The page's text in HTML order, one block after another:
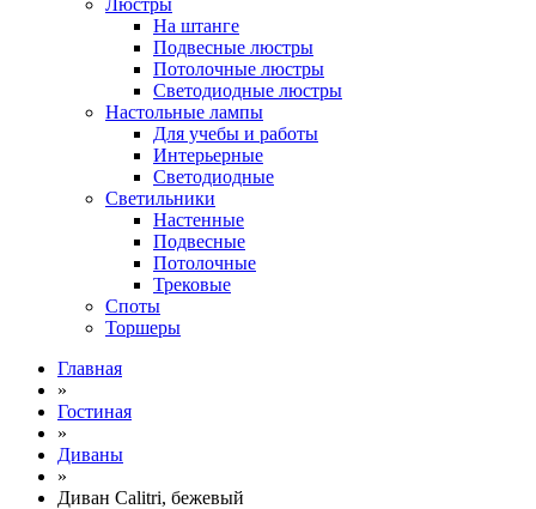
Люстры
На штанге
Подвесные люстры
Потолочные люстры
Светодиодные люстры
Настольные лампы
Для учебы и работы
Интерьерные
Светодиодные
Светильники
Настенные
Подвесные
Потолочные
Трековые
Споты
Торшеры
Главная
»
Гостиная
»
Диваны
»
Диван Calitri, бежевый